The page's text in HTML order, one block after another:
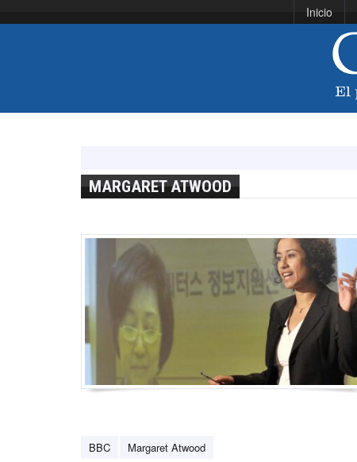
Inicio
MARGARET ATWOOD
BBC Margaret Atwood